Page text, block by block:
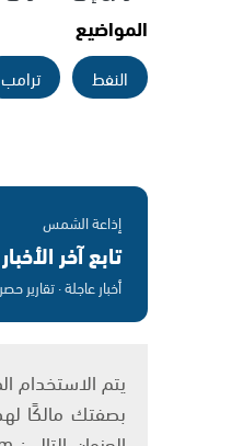
المواضيع
النفط ترامب
إذاعة الشمس
تابع آخر
أخبار عاجلة · تقارير
بصفتك مالكًا